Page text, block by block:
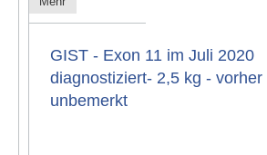
GIST - Exon 11 im Juli 2020
diagnostiziert- 2,5 kg - vorher
unbemerkt